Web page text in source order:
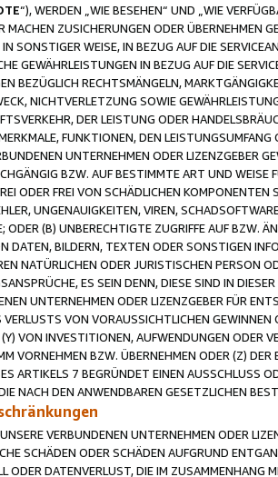
“), WERDEN „WIE BESEHEN“ UND „WIE
MACHEN ZUSICHERUNGEN ODER ÜBERNEHMEN
SONSTIGER WEISE, IN BEZUG AUF DIE
GEWÄHRLEISTUNGEN IN BEZUG AUF DIE
BEZÜGLICH RECHTSMÄNGELN,
NICHTVERLETZUNG SOWIE
DER LEISTUNG ODER
FUNKTIONEN, DEN
UNTERNEHMEN ODER LIZENZGEBER
BZW. AUF BESTIMMTE ART UND
ODER FREI VON SCHÄDLICHEN
UNGENAUIGKEITEN, VIREN,
ODER (B) UNBERECHTIGTE ZUGRIFFE AUF BZW.
DATEN, BILDERN, TEXTEN ODER SONSTIGEN
NATÜRLICHEN ODER JURISTISCHEN PERSON
ES SEIN DENN, DIESE SIND IN
UNTERNEHMEN ODER LIZENZGEBER FÜR
VERLUSTS VON VORAUSSICHTLICHEN
VON INVESTITIONEN, AUFWENDUNGEN ODER
VORNEHMEN BZW. ÜBERNEHMEN ODER (Z)
ARTIKELS 7 BEGRÜNDET EINEN AUSSCHLUSS
NACH DEN ANWENDBAREN GESETZLICHEN
VERBUNDENEN UNTERNEHMEN ODER
SCHÄDEN ODER SCHÄDEN AUFGRUND
ODER DATENVERLUST, DIE IM ZUSAMMENHANG